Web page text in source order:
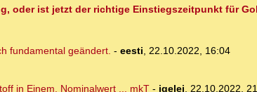
oder ist jetzt der richtige Einstiegszeitpunkt für
fundamental geändert. - eesti, 22.10.2022, 16:04
in Einem. Nominalwert ... mkT- igelei, 22.10.2022,